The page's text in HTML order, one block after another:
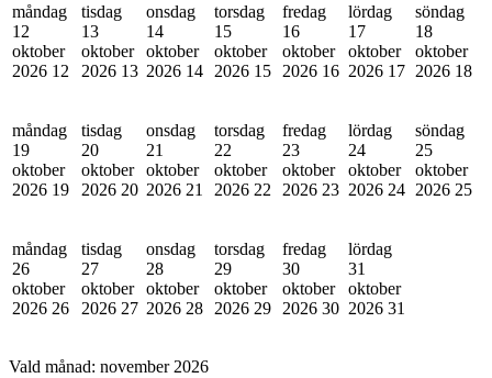
måndag
12
oktober
2026 12
tisdag
13
oktober
2026 13
onsdag
14
oktober
2026 14
torsdag
15
oktober
2026 15
fredag
16
oktober
2026 16
lördag
17
oktober
2026 17
söndag
18
oktober
2026 18
måndag
19
oktober
2026 19
tisdag
20
oktober
2026 20
onsdag
21
oktober
2026 21
torsdag
22
oktober
2026 22
fredag
23
oktober
2026 23
lördag
24
oktober
2026 24
söndag
25
oktober
2026 25
måndag
26
oktober
2026 26
tisdag
27
oktober
2026 27
onsdag
28
oktober
2026 28
torsdag
29
oktober
2026 29
fredag
30
oktober
2026 30
lördag
31
oktober
2026 31
Vald månad: november 2026